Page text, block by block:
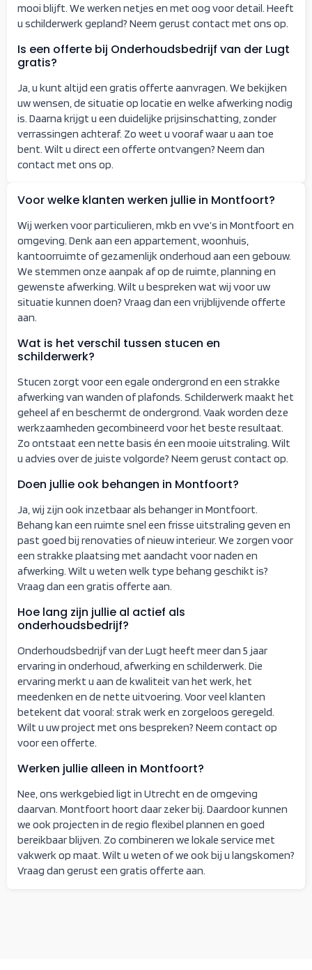
mooi blijft. We werken netjes en met oog voor detail. Heeft
u schilderwerk gepland? Neem gerust contact met ons op.
Is een offerte bij Onderhoudsbedrijf van der Lugt
gratis?
Ja, u kunt altijd een gratis offerte aanvragen. We bekijken
uw wensen, de situatie op locatie en welke afwerking nodig
is. Daarna krijgt u een duidelijke prijsinschatting, zonder
verrassingen achteraf. Zo weet u vooraf waar u aan toe
bent. Wilt u direct een offerte ontvangen? Neem dan
contact met ons op.
Voor welke klanten werken jullie in Montfoort?
Wij werken voor particulieren, mkb en vve’s in Montfoort en
omgeving. Denk aan een appartement, woonhuis,
kantoorruimte of gezamenlijk onderhoud aan een gebouw.
We stemmen onze aanpak af op de ruimte, planning en
gewenste afwerking. Wilt u bespreken wat wij voor uw
situatie kunnen doen? Vraag dan een vrijblijvende offerte
aan.
Wat is het verschil tussen stucen en
schilderwerk?
Stucen zorgt voor een egale ondergrond en een strakke
afwerking van wanden of plafonds. Schilderwerk maakt het
geheel af en beschermt de ondergrond. Vaak worden deze
werkzaamheden gecombineerd voor het beste resultaat.
Zo ontstaat een nette basis én een mooie uitstraling. Wilt
u advies over de juiste volgorde? Neem gerust contact op.
Doen jullie ook behangen in Montfoort?
Ja, wij zijn ook inzetbaar als behanger in Montfoort.
Behang kan een ruimte snel een frisse uitstraling geven en
past goed bij renovaties of nieuw interieur. We zorgen voor
een strakke plaatsing met aandacht voor naden en
afwerking. Wilt u weten welk type behang geschikt is?
Vraag dan een gratis offerte aan.
Hoe lang zijn jullie al actief als
onderhoudsbedrijf?
Onderhoudsbedrijf van der Lugt heeft meer dan 5 jaar
ervaring in onderhoud, afwerking en schilderwerk. Die
ervaring merkt u aan de kwaliteit van het werk, het
meedenken en de nette uitvoering. Voor veel klanten
betekent dat vooral: strak werk en zorgeloos geregeld.
Wilt u uw project met ons bespreken? Neem contact op
voor een offerte.
Werken jullie alleen in Montfoort?
Nee, ons werkgebied ligt in Utrecht en de omgeving
daarvan. Montfoort hoort daar zeker bij. Daardoor kunnen
we ook projecten in de regio flexibel plannen en goed
bereikbaar blijven. Zo combineren we lokale service met
vakwerk op maat. Wilt u weten of we ook bij u langskomen?
Vraag dan gerust een gratis offerte aan.